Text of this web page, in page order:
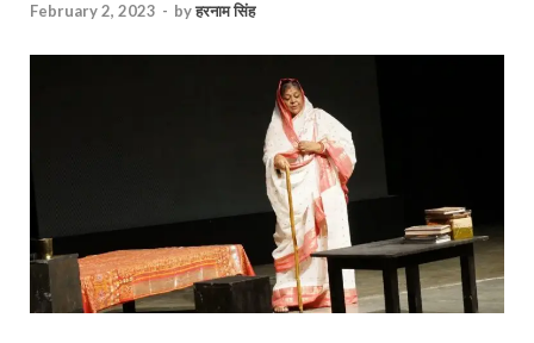
February 2, 2023 - byहरनाम सिंह